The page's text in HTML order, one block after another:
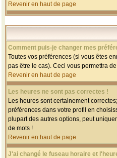
Revenir en haut de page
Comment puis-je changer mes
Toutes vos préférences (si vous êtes
pas être le cas). Ceci vous permettra
Revenir en haut de page
Les heures ne sont pas correctes !
Les heures sont certainement
préférences dans votre profil en
plupart des autres options, peut
de mots !
Revenir en haut de page
J'ai changé le fuseau horaire et